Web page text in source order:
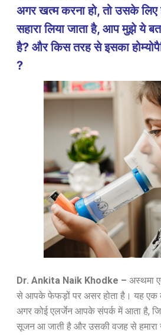
अगर खत्म करना हो, तो उसके लिए
सहारा लिया जाता है, आप मुझे ये
है? और किस तरह से इसका
?
Dr. Ankita Naik Khodke – अस्थमा
से आपके फेफड़ों पर असर होता है। यह एक
अगर कोई एलर्जेन आपके संपर्क में आता है,
सूजन आ जाती है और उसकी वजह से हमारा